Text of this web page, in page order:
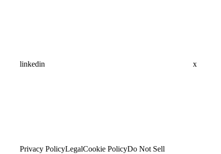
linkedin x
Privacy PolicyLegalCookie PolicyDo Not Sell